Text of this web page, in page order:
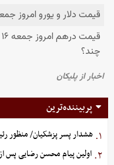
پربیننده‌ترین
۱. هشدار پسر پزشکیان/ منظور
۲. اولین پیام محسن رضایی پس